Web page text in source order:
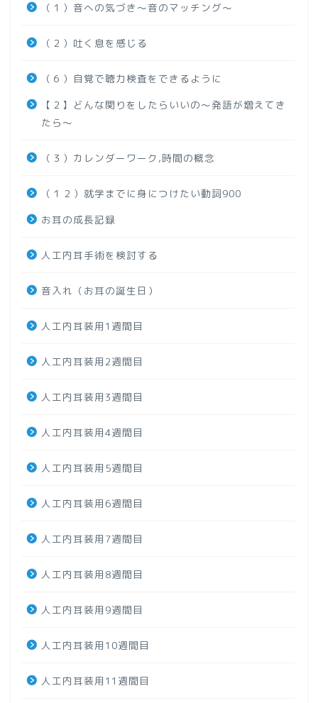
（１）音への気づき～音のマッチング～
（２）吐く息を感じる
（６）自覚で聴力検査をできるように
【２】どんな関りをしたらいいの～発語が増えてき
たら～
（３）カレンダーワーク,時間の概念
（１２）就学までに身につけたい動詞900
お耳の成長記録
人工内耳手術を検討する
音入れ（お耳の誕生日）
人工内耳装用1週間目
人工内耳装用2週間目
人工内耳装用3週間目
人工内耳装用4週間目
人工内耳装用5週間目
人工内耳装用6週間目
人工内耳装用7週間目
人工内耳装用8週間目
人工内耳装用9週間目
人工内耳装用10週間目
人工内耳装用11週間目